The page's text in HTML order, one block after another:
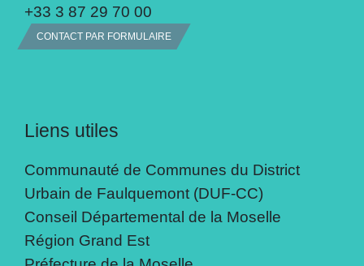
+33 3 87 29 70 00
CONTACT PAR FORMULAIRE
Liens utiles
Communauté de Communes du District
Urbain de Faulquemont (DUF-CC)
Conseil Départemental de la Moselle
Région Grand Est